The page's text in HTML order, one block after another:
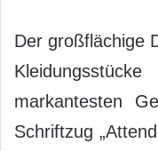
Der großflächige
markantesten
Schriftzug